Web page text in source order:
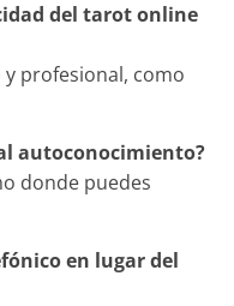
del tarot online
y profesional, como
autoconocimiento?
donde puedes
en lugar del